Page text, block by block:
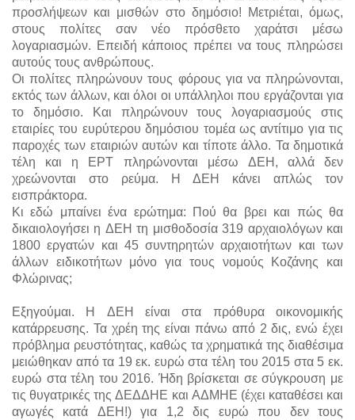
προσλήψεων και μισθών στο δημόσιο! Μετριέται, όμως,
στους πολίτες σαν νέο πρόσθετο χαράτσι μέσω
λογαριασμών. Επειδή κάποιος πρέπει να τους πληρώσει
αυτούς τους ανθρώπους.
Οι πολίτες πληρώνουν τους φόρους για να πληρώνονται,
εκτός των άλλων, και όλοι οι υπάλληλοι που εργάζονται για
το δημόσιο. Και πληρώνουν τους λογαριασμούς στις
εταιρίες του ευρύτερου δημόσιου τομέα ως αντίτιμο για τις
παροχές των εταιριών αυτών και τίποτε άλλο. Τα δημοτικά
τέλη και η ΕΡΤ πληρώνονται μέσω ΔΕΗ, αλλά δεν
χρεώνονται στο ρεύμα. Η ΔΕΗ κάνει απλώς τον
εισπράκτορα.
Κι εδώ μπαίνει ένα ερώτημα: Πού θα βρει και πώς θα
δικαιολογήσει η ΔΕΗ τη μισθοδοσία 319 αρχαιολόγων και
1800 εργατών και 45 συντηρητών αρχαιοτήτων και των
άλλων ειδικοτήτων μόνο για τους νομούς Κοζάνης και
Φλώρινας;
Εξηγούμαι. Η ΔΕΗ είναι στα πρόθυρα οικονομικής
κατάρρευσης. Τα χρέη της είναι πάνω από 2 δις, ενώ έχει
πρόβλημα ρευστότητας, καθώς τα χρηματικά της διαθέσιμα
μειώθηκαν από τα 19 εκ. ευρώ στα τέλη του 2015 στα 5 εκ.
ευρώ στα τέλη του 2016. Ήδη βρίσκεται σε σύγκρουση με
τις θυγατρικές της ΔΕΔΔΗΕ και ΑΔΜΗΕ (έχει καταθέσει και
αγωγές κατά ΔΕΗ!) για 1,2 δις ευρώ που δεν τους